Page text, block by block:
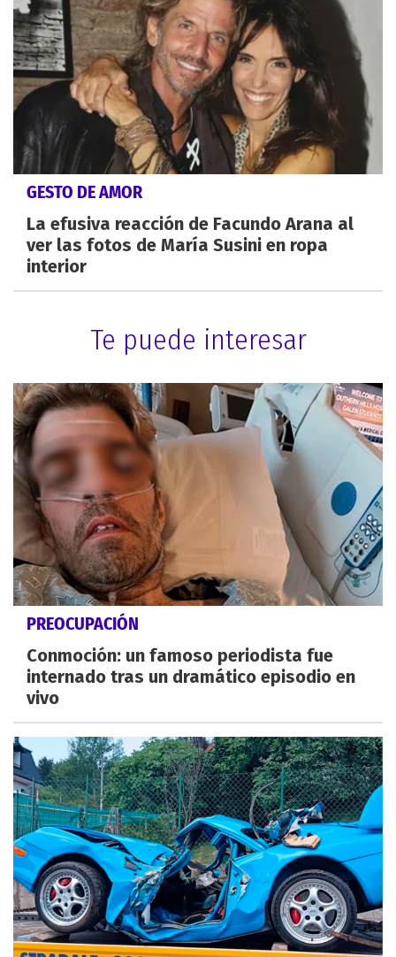
GESTO DE AMOR
La efusiva reacción de Facundo Arana al
ver las fotos de María Susini en ropa
interior
Te puede interesar
PREOCUPACIÓN
Conmoción: un famoso periodista fue
internado tras un dramático episodio en
vivo